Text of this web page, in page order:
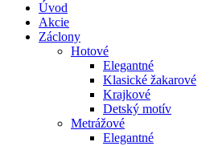
Úvod
Akcie
Záclony
Hotové
Elegantné
Klasické žakarové
Krajkové
Detský motív
Metrážové
Elegantné